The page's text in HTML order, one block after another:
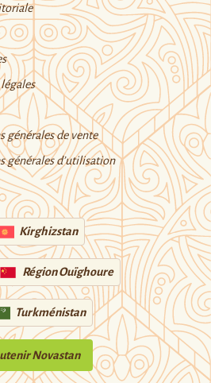
générales de vente
générales d’utilisation
Kirghizstan
Région Ouïghoure
Turkménistan
Novastan